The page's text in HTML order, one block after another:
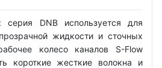
серия DNB используется для
жидкости и сточных
колесо каналов S-Flow
короткие жесткие волокна и